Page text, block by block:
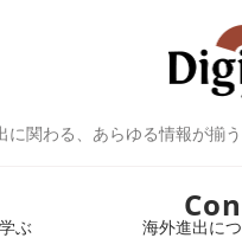
に関わる、あらゆる情報が揃
ぶ 海外進出に